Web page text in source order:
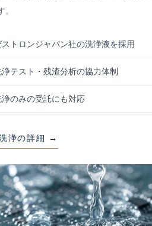
ストロンジャパン社の洗浄液を採用
テスト・残渣分析の協力体制
浄のみの受託にも対応
浄の詳細 →